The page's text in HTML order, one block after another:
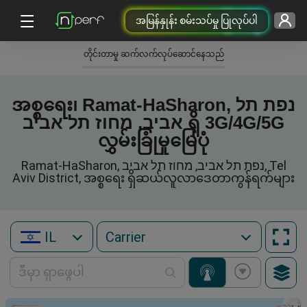
အမြန်နှုန်း စမ်းသပ်မှု ပြုလုပ်ပါ
တိုင်းတာမှု ဆက်လက်လုပ်ဆောင်နေသည်
အစ္စရေး၊ Ramat-HaSharon, נפת תל
אביב, מחוז תל אביב ရှိ 3G/4G/5G
လွှမ်းခြုံမှုမြေပုံ
Ramat-HaSharon, נפת תל אביב, מחוז תל אביב, Tel
Aviv District, အစ္စရေး ရှိဆယ်လူလာဒေတာကွန်ရက်များ
IL